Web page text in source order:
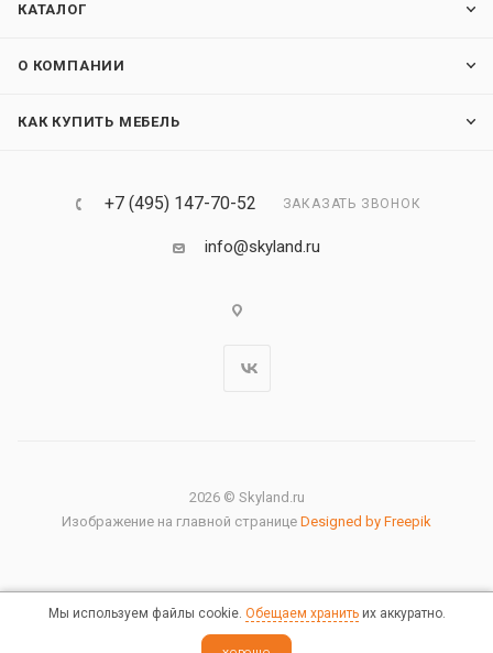
КАТАЛОГ
О КОМПАНИИ
КАК КУПИТЬ МЕБЕЛЬ
+7 (495) 147-70-52 ЗАКАЗАТЬ ЗВОНОК
info@skyland.ru
2026 © Skyland.ru
Изображение на главной странице Designed by Freepik
Правовая информация
Мы используем файлы cookie. Обещаем хранитьих аккуратно.